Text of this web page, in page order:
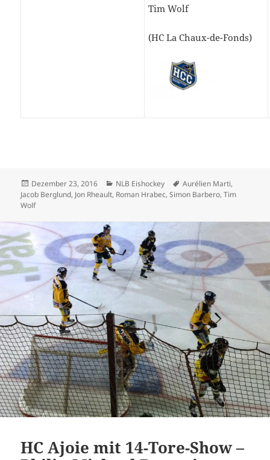
Tim Wolf
(HC La Chaux-de-Fonds)
Veröffentlicht
am
Dezember 23, 2016 Kategorien
NLB Eishockey Schlagwörter
Aurélien Marti,
Jacob Berglund, Jon Rheault, Roman Hrabec,Simon Barbero,Tim
Wolf
HC Ajoie mit 14-Tore-Show –